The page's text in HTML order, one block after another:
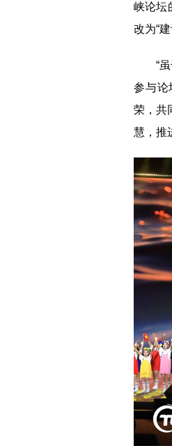
峡论坛
改为“
“虽千
参与论
荣，共
慧，推